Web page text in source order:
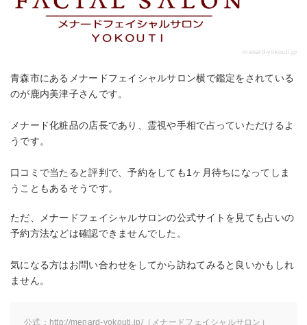
menard-yokouti.jp
青森市にあるメナードフェイシャルサロン横で鑑定をされている
のが鹿内美津子さんです。
メナード化粧品の店長であり、霊視や手相で占っていただけるよ
うです。
口コミで当たると評判で、予約をしても1ヶ月待ちになってしま
うこともあるそうです。
ただ、メナードフェイシャルサロンの公式サイトを見ても占いの
予約方法などは確認できませんでした。
気になる方はお問い合わせをしてから訪ねてみると良いかもしれ
ません。
公式：http://menard-yokouti.jp/（メナードフェイシャルサロン）